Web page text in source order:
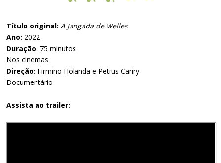
Título original: A Jangada de Welles
Ano: 2022
Duração: 75 minutos
Nos cinemas
Direção: Firmino Holanda e Petrus Cariry
Documentário
Assista ao trailer: